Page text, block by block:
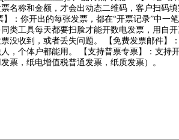
名称和金额，才会出动态二维码，客户扫码
】：你开出的每张发票，都在“开票记录”中
类工具每天都要扫脸才能开数电发票，用自
没收到，或者丢失问题。 【免费发票邮件
，个体户都能用。 【支持普票专票】：支
票，纸电增值税普通发票，纸质发票）。